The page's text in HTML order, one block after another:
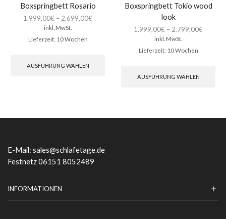
Boxspringbett Rosario
1.999,00€ – 2.699,00€
inkl. MwSt.
Lieferzeit: 10 Wochen
AUSFÜHRUNG WÄHLEN
Optionen
Boxspringbett Tokio wood
look
1.999,00€ – 2.799,00€
inkl. MwSt.
Lieferzeit: 10 Wochen
AUSFÜHRUNG WÄHLEN
Die
E-Mail: sales@schlafetage.de
Festnetz 06151 8052489
INFORMATIONEN